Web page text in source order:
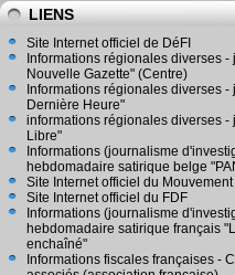
LIENS
Site Internet officiel de DéFI
Informations régionales diverses -
Nouvelle Gazette" (Centre)
Informations régionales diverses -
Dernière Heure"
informations régionales diverses -
Libre"
Informations (journalisme
hebdomadaire satirique belge
Site Internet officiel du
Site Internet officiel du FDF
Informations (journalisme
hebdomadaire satirique français
enchaîné"
Informations fiscales françaises -